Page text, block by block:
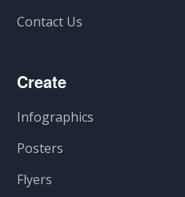
Contact Us
Create
Infographics
Posters
Flyers